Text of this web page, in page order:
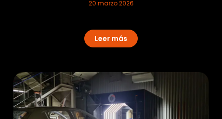
20 marzo 2026
Leer más